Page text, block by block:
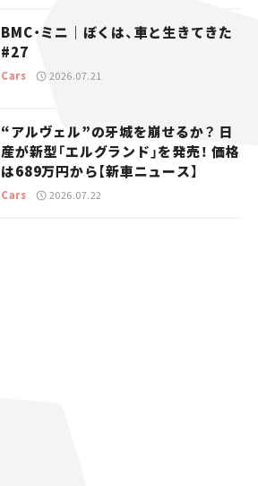
BMC・ミニ｜ぼくは、車と生きてきた
#27
Cars 2026.07.21
“アルヴェル”の牙城を崩せるか？ 日
産が新型「エルグランド」を発売！ 価格
は689万円から【新車ニュース】
Cars 2026.07.22